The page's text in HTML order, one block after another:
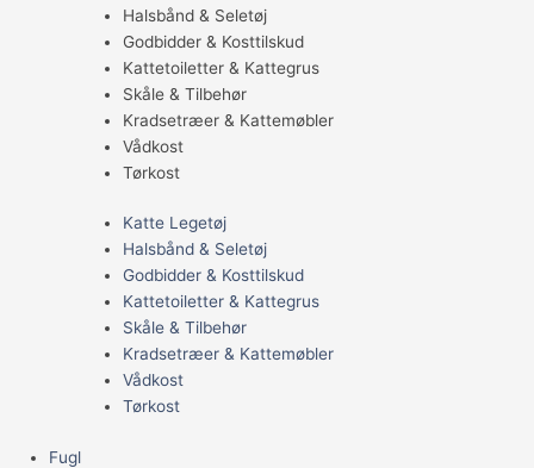
Halsbånd & Seletøj
Godbidder & Kosttilskud
Kattetoiletter & Kattegrus
Skåle & Tilbehør
Kradsetræer & Kattemøbler
Vådkost
Tørkost
Katte Legetøj
Halsbånd & Seletøj
Godbidder & Kosttilskud
Kattetoiletter & Kattegrus
Skåle & Tilbehør
Kradsetræer & Kattemøbler
Vådkost
Tørkost
Fugl